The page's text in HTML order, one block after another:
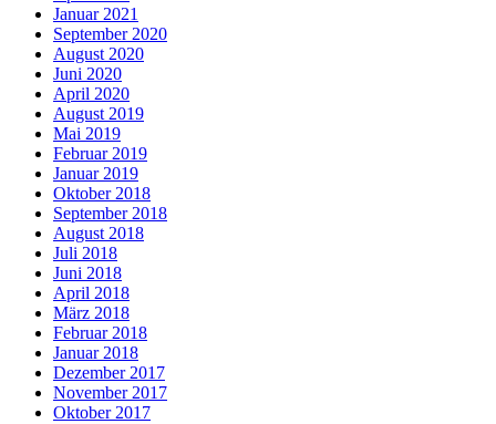
Januar 2021
September 2020
August 2020
Juni 2020
April 2020
August 2019
Mai 2019
Februar 2019
Januar 2019
Oktober 2018
September 2018
August 2018
Juli 2018
Juni 2018
April 2018
März 2018
Februar 2018
Januar 2018
Dezember 2017
November 2017
Oktober 2017